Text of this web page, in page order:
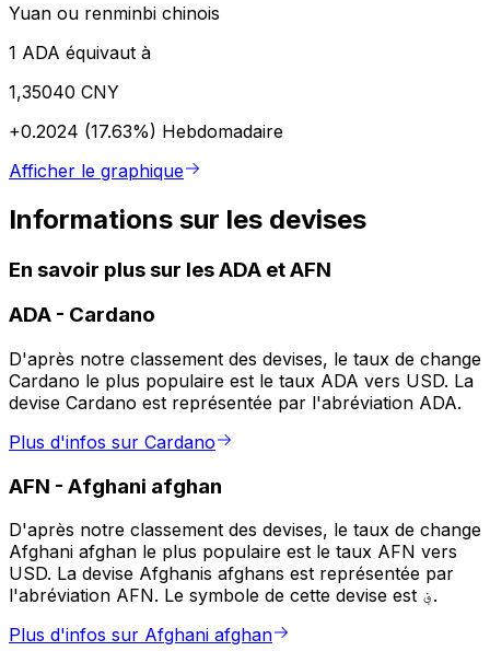
Yuan ou renminbi chinois
1 ADA équivaut à
1,35040 CNY
+0.2024 (17.63%) Hebdomadaire
Afficher le graphique
Informations sur les devises
En savoir plus sur les ADA et AFN
ADA - Cardano
D'après notre classement des devises, le taux de change
Cardano le plus populaire est le taux ADA vers USD. La
devise Cardano est représentée par l'abréviation ADA.
Plus d'infos sur Cardano
AFN - Afghani afghan
D'après notre classement des devises, le taux de change
Afghani afghan le plus populaire est le taux AFN vers
USD. La devise Afghanis afghans est représentée par
l'abréviation AFN. Le symbole de cette devise est ؋.
Plus d'infos sur Afghani afghan